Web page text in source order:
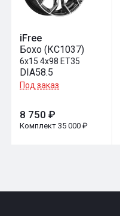
iFree
Бохо (КС1037)
6x15 4x98 ET35
DIA58.5
Под заказ
8 750 ₽
Комплект 35 000 ₽